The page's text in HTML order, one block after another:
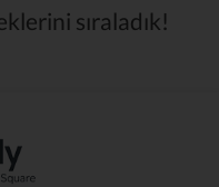
sıraladık!